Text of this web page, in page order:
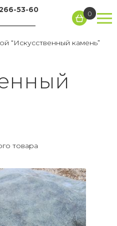
53-60 0
“Искусственный камень”
товара